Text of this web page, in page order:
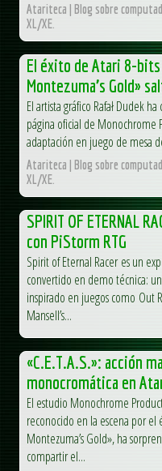
Atariteca | Blog sobre
XL/XE.
El éxito de Atari 8-bits
Montezuma’s Gold»
El artista gráfico Rafał Dudek
página oficial de Monochrome
adaptación en juego de mesa
Atariteca | Blog sobre
XL/XE.
SPIRIT OF ETERNAL
con PiStorm RTG
Spirit of Eternal Racer es un
convertido en demo técnica:
inspirado en juegos como Out
Mansell’s...
«C.E.T.A.S.»: acción
monocromática en
El estudio Monochrome
reconocido en la escena por el
Montezuma’s Gold», ha
compartir el...